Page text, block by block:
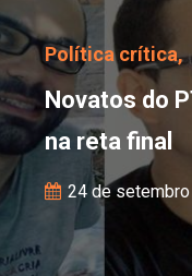
Política crítica,
Novatos do
na reta final
24 de